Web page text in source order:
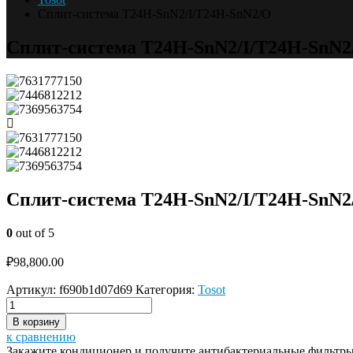
Сплит-система T24H-SnN2/I/T24H-
0 out of 5
₽98,800.00
Артикул: f690b1d07d69 Категория: Tosot
В корзину
к сравнению